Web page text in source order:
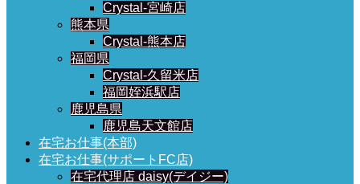
Crystal-宮崎店
熊本県
Crystal-熊本店
福岡県
Crystal-久留米店
福岡姪浜駅店
鹿児島県
鹿児島天文館店
在宅お仕事(本部)
在宅お仕事(サポートFC店)
在宅代理店 daisy(デイジー)